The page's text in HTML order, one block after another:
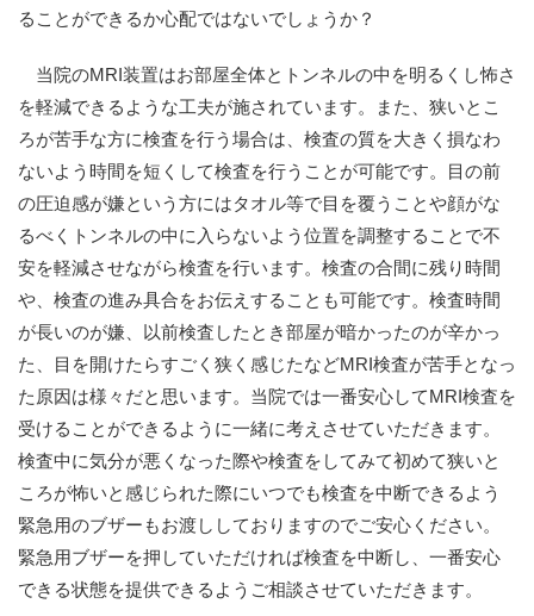
ることができるか心配ではないでしょうか？
当院のMRI装置はお部屋全体とトンネルの中を明るくし怖さ
を軽減できるような工夫が施されています。また、狭いとこ
ろが苦手な方に検査を行う場合は、検査の質を大きく損なわ
ないよう時間を短くして検査を行うことが可能です。目の前
の圧迫感が嫌という方にはタオル等で目を覆うことや顔がな
るべくトンネルの中に入らないよう位置を調整することで不
安を軽減させながら検査を行います。検査の合間に残り時間
や、検査の進み具合をお伝えすることも可能です。検査時間
が長いのが嫌、以前検査したとき部屋が暗かったのが辛かっ
た、目を開けたらすごく狭く感じたなどMRI検査が苦手となっ
た原因は様々だと思います。当院では一番安心してMRI検査を
受けることができるように一緒に考えさせていただきます。
検査中に気分が悪くなった際や検査をしてみて初めて狭いと
ころが怖いと感じられた際にいつでも検査を中断できるよう
緊急用のブザーもお渡ししておりますのでご安心ください。
緊急用ブザーを押していただければ検査を中断し、一番安心
できる状態を提供できるようご相談させていただきます。